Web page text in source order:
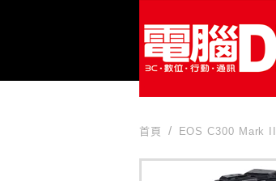
首頁 EOS C300 Mark III
EOS C300 Mark III